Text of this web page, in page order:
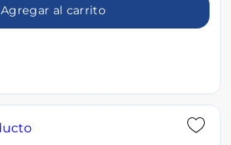
Agregar al carrito